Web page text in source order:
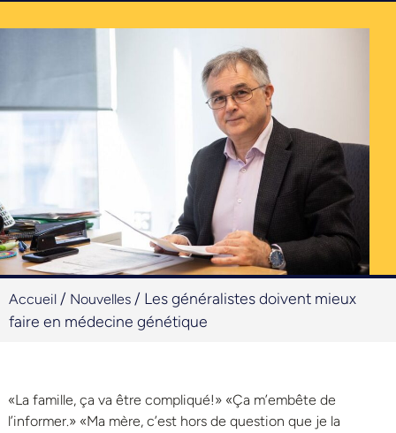
Accueil / Nouvelles / Les généralistes doivent mieux
faire en médecine génétique
«La famille, ça va être compliqué!» «Ça m’embête de
l’informer.» «Ma mère, c’est hors de question que je la